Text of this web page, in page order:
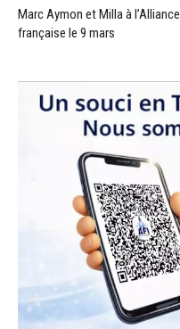
Marc Aymon et Milla à l’Alliance
française le 9 mars